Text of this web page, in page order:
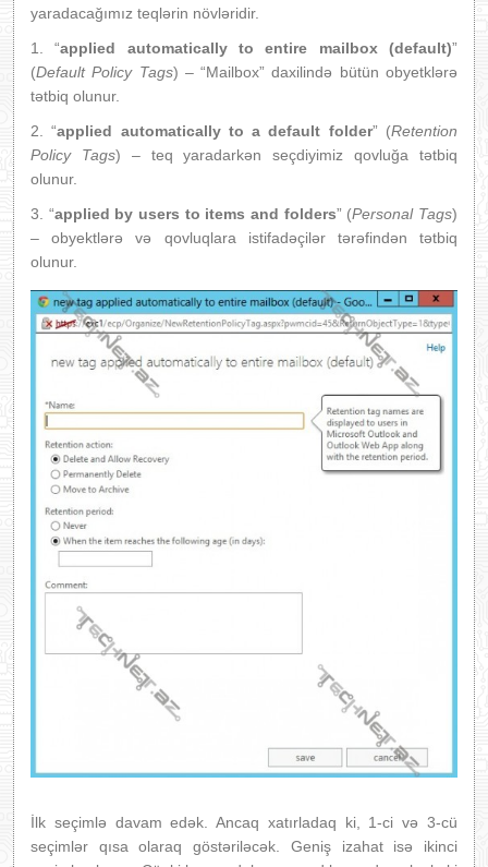
yaradacağımız teqlərin növləridir.
1. “applied automatically to entire mailbox (default)”
(Default Policy Tags) – “Mailbox” daxilində bütün obyetklərə
tətbiq olunur.
2. “applied automatically to a default folder” (Retention
Policy Tags) – teq yaradarkən seçdiyimiz qovluğa tətbiq
olunur.
3. “applied by users to items and folders” (Personal Tags)
– obyektlərə və qovluqlara istifadəçilər tərəfindən tətbiq
olunur.
İlk seçimlə davam edək. Ancaq xatırladaq ki, 1-ci və 3-cü
seçimlər qısa olaraq göstəriləcək. Geniş izahat isə ikinci